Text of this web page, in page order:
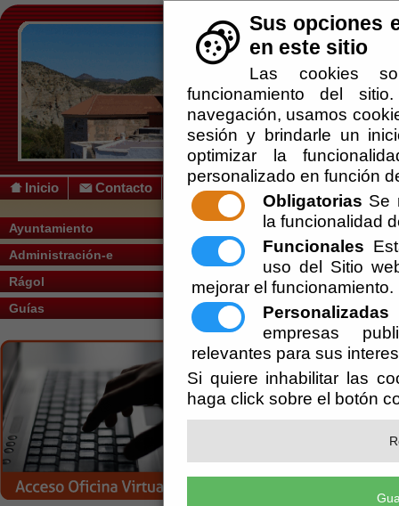
Sus opciones
en este sitio
Las cookies
funcionamiento del
navegación, usamos
sesión y brindarle un
optimizar la
personalizado en función
Obligatorias Se
la funcionalidad
Funcionales
uso del Sitio
mejorar el funcionamiento.
Personalizadas
empresas
relevantes para sus
Si quiere inhabilitar las
haga click sobre el botón
Inicio Contacto
Ayuntamiento
Administración-e
Rágol
Guías
Usted se encuentra
2023